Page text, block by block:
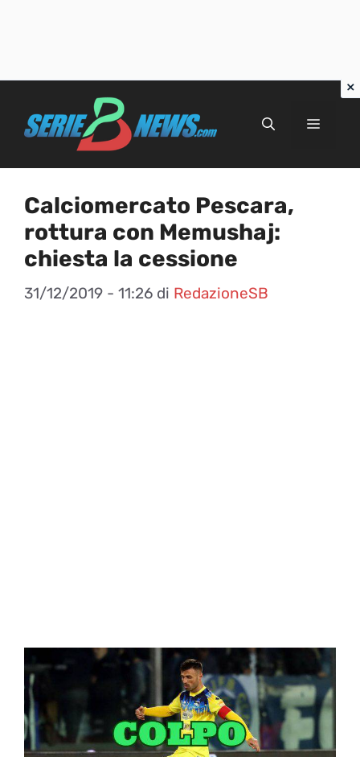
Menu
Calciomercato Pescara,
rottura con Memushaj:
chiesta la cessione
31/12/2019 - 11:26 di RedazioneSB